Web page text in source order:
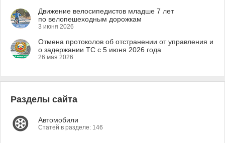
Движение велосипедистов младше 7 лет
по велопешеходным дорожкам
3 июня 2026
Отмена протоколов об отстранении от управления и
о задержании ТС с 5 июня 2026 года
26 мая 2026
Разделы сайта
Автомобили
Статей в разделе: 146